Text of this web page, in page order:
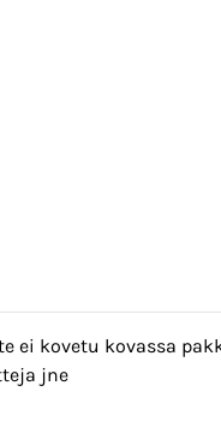
kovetu kovassa
jne